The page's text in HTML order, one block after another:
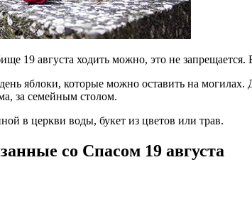
19 августа ходить можно, это не
яблоки, которые можно оставить на
за семейным столом.
в церкви воды, букет из цветов или трав.
со Спасом 19 августа